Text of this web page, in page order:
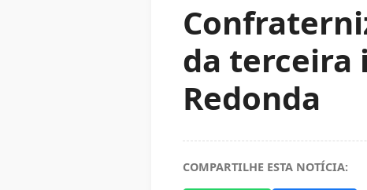
da terceira
Redonda
COMPARTILHE ESTA NOTÍCIA: